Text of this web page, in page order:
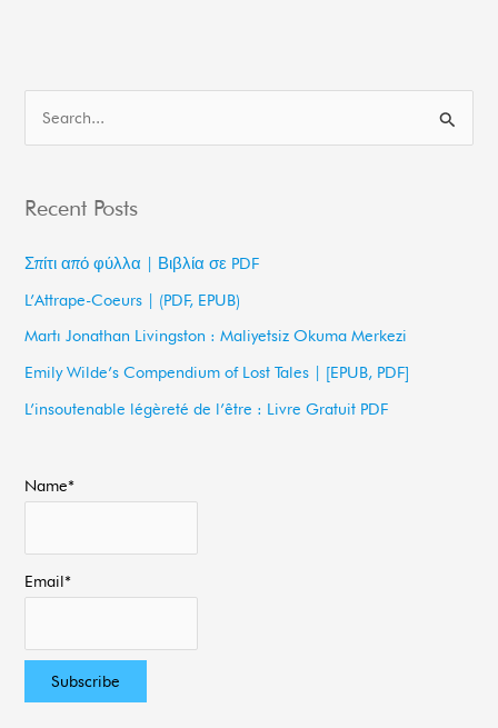
r
r
:
Recent Posts
Σπίτι από φύλλα | Βιβλία σε PDF
L’Attrape-Coeurs | (PDF, EPUB)
Martı Jonathan Livingston : Maliyetsiz Okuma Merkezi
Emily Wilde’s Compendium of Lost Tales | [EPUB, PDF]
L’insoutenable légèreté de l’être : Livre Gratuit PDF
Name*
Email*